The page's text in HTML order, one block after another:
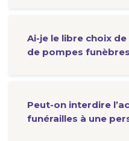
Ai-je le libre choix
de pompes
Peut-on interdire
funérailles à une